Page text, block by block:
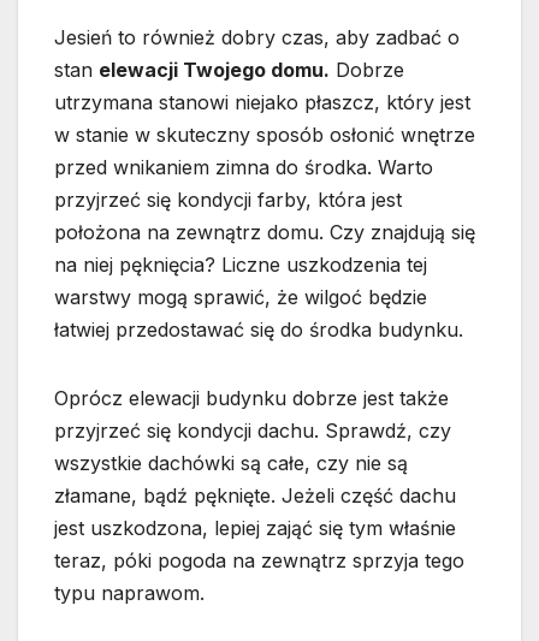
Jesień to również dobry czas, aby zadbać o
stan elewacji Twojego domu. Dobrze
utrzymana stanowi niejako płaszcz, który jest
w stanie w skuteczny sposób osłonić wnętrze
przed wnikaniem zimna do środka. Warto
przyjrzeć się kondycji farby, która jest
położona na zewnątrz domu. Czy znajdują się
na niej pęknięcia? Liczne uszkodzenia tej
warstwy mogą sprawić, że wilgoć będzie
łatwiej przedostawać się do środka budynku.
Oprócz elewacji budynku dobrze jest także
przyjrzeć się kondycji dachu. Sprawdź, czy
wszystkie dachówki są całe, czy nie są
złamane, bądź pęknięte. Jeżeli część dachu
jest uszkodzona, lepiej zająć się tym właśnie
teraz, póki pogoda na zewnątrz sprzyja tego
typu naprawom.